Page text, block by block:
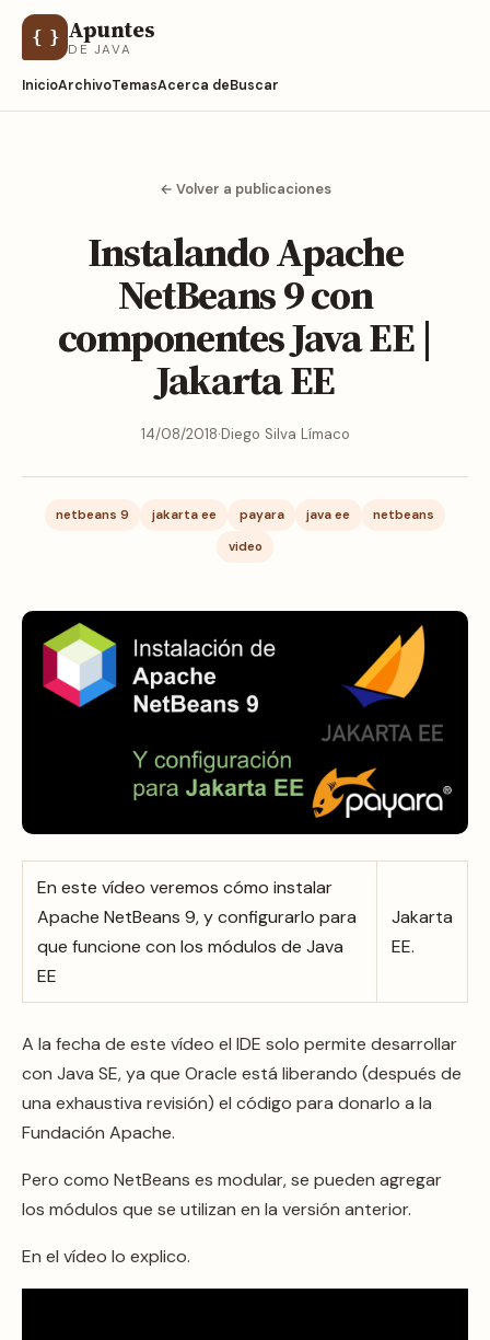
{ } Apuntes
DE JAVA
InicioArchivoTemasAcerca deBuscar
← Volver a publicaciones
Instalando Apache
NetBeans 9 con
componentes Java EE |
Jakarta EE
14/08/2018·Diego Silva Límaco
netbeans 9 jakarta ee payara java ee
netbeans
video
En este vídeo veremos cómo instalar
Apache NetBeans 9, y configurarlo para
que funcione con los módulos de Java
EE
Jakarta
EE.
A la fecha de este vídeo el IDE solo permite desarrollar
con Java SE, ya que Oracle está liberando (después de
una exhaustiva revisión) el código para donarlo a la
Fundación Apache.
Pero como NetBeans es modular, se pueden agregar
los módulos que se utilizan en la versión anterior.
En el vídeo lo explico.